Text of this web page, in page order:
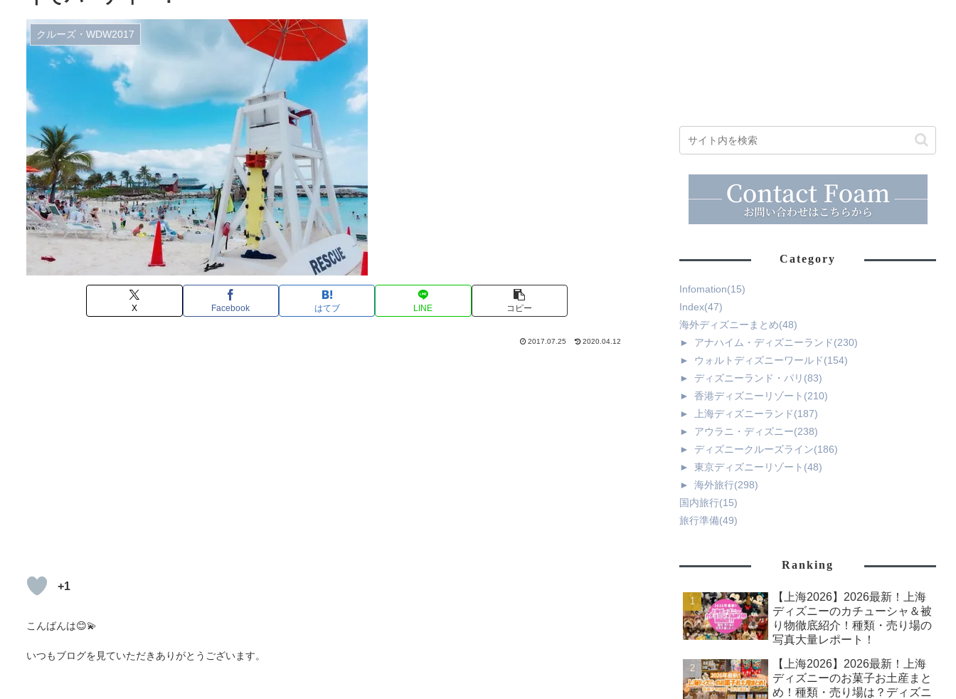
クルーズ・WDW2017
X Facebook はてブ LINE コピー
2017.07.25 2020.04.12
+1
こんばんは😊💫
いつもブログを見ていただきありがとうございます。
Category
Infomation(15)
Index(47)
海外ディズニーまとめ(48)
►
アナハイム・ディズニーランド(230)
►
ウォルトディズニーワールド(154)
►
ディズニーランド・パリ (83)
►
香港ディズニーリゾート (210)
►
上海ディズニーランド(187)
►
アウラニ・ディズニー(238)
►
ディズニークルーズライン(186)
►
東京ディズニーリゾート (48)
►
海外旅行(298)
国内旅行(15)
旅行準備(49)
Ranking
【上海2026】2026最新！上海
ディズニーのカチューシャ＆被
り物徹底紹介！種類・売り場の
写真大量レポート！
【上海2026】2026最新！上海
ディズニーのお菓子お土産まと
め！種類・売り場は？ディズニ